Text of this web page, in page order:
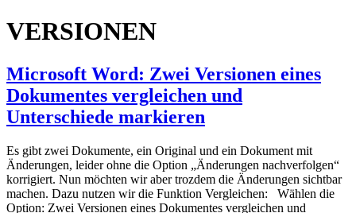
VERSIONEN
Microsoft Word: Zwei Versionen eines
Dokumentes vergleichen und
Unterschiede markieren
Es gibt zwei Dokumente, ein Original und ein Dokument mit
Änderungen, leider ohne die Option „Änderungen nachverfolgen“
korrigiert. Nun möchten wir aber trozdem die Änderungen sichtbar
machen. Dazu nutzen wir die Funktion Vergleichen: Wählen die
Option: Zwei Versionen eines Dokumentes vergleichen und